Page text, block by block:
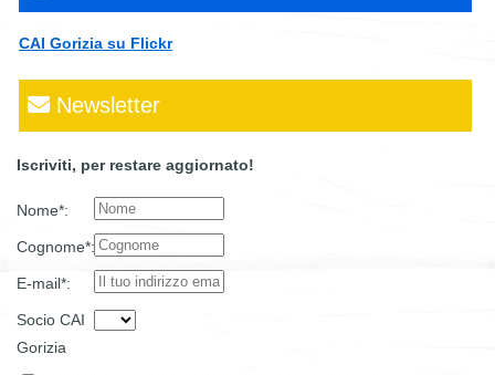
CAI Gorizia su Flickr
Newsletter
Iscriviti, per restare aggiornato!
Nome*:
Cognome*:
E-mail*:
Socio CAI
Gorizia